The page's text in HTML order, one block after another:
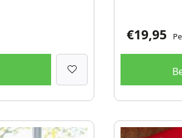
€19,95